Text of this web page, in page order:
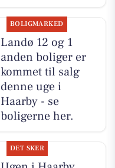
BOLIGMARKED
Landø 12 og 1
anden boliger er
kommet til salg
denne uge i
Haarby - se
boligerne her.
DET SKER